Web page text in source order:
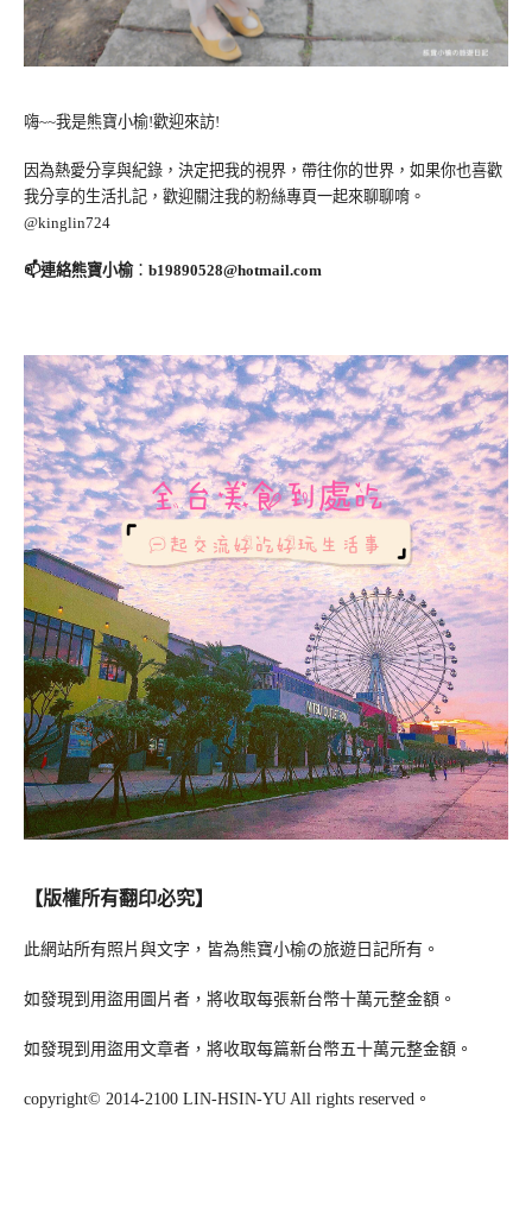
嗨~~我是熊寶小榆!歡迎來訪!
因為熱愛分享與紀錄，決定把我的視界，帶往你的世界，如果你也喜歡
我分享的生活扎記，歡迎關注我的粉絲專頁一起來聊聊唷。
@kinglin724
📫連絡熊寶小榆： b19890528@hotmail.com
【版權所有翻印必究】
此網站所有照片與文字，皆為熊寶小榆の旅遊日記所有。
如發現到用盜用圖片者，將收取每張新台幣十萬元整金額。
如發現到用盜用文章者，將收取每篇新台幣五十萬元整金額。
copyright© 2014-2100 LIN-HSIN-YU All rights reserved。